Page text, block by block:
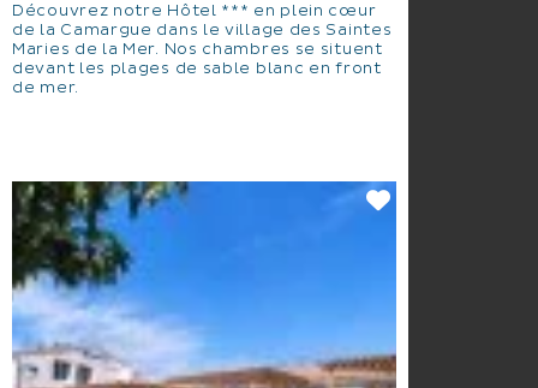
Découvrez notre Hôtel *** en plein cœur
de la Camargue dans le village des Saintes
Maries de la Mer. Nos chambres se situent
devant les plages de sable blanc en front
de mer.